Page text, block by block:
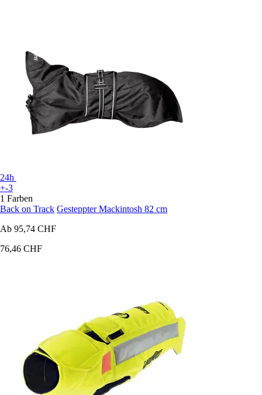
24h
+-3
1 Farben
Back on Track Gesteppter Mackintosh 82 cm
Ab 95,74 CHF
76,46 CHF